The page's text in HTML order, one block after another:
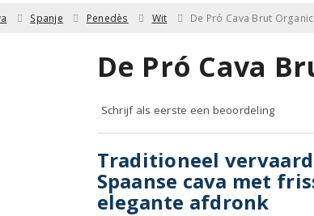
Spanje Penedès Wit De Pró Cava Brut Organic
De Pró Cava
Schrijf als eerste een beoordeling
Traditioneel
Spaanse cava met
elegante afdronk